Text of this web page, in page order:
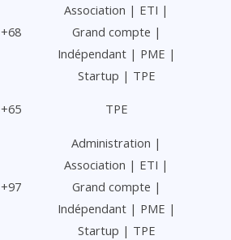
+68
Association | ETI |
Grand compte |
Indépendant | PME |
Startup | TPE
+65 TPE
+97
Administration |
Association | ETI |
Grand compte |
Indépendant | PME |
Startup | TPE